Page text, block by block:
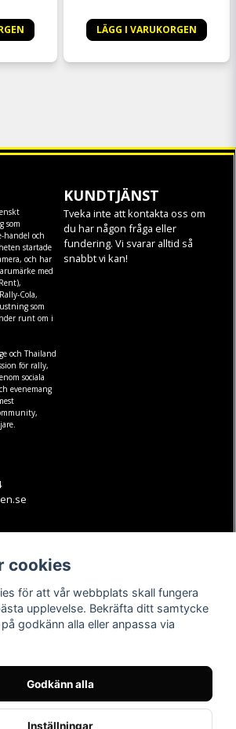
LÄGG I VARUKORGEN
som
handel och
startade
och har
med
,
Rally-Cola,
som
runt om i
och Thailand
för rally,
sociala
evenemang
KUNDTJÄNST
Tveka inte att kontakta oss om
du har någon fråga eller
fundering. Vi svarar alltid så
snabbt vi kan!
Instagram
Youtube
TikTok
cookies
för att vår webbplats skall fungera
upplevelse. Bekräfta ditt samtycke
godkänn alla eller anpassa via
Godkänn alla
Inställningar